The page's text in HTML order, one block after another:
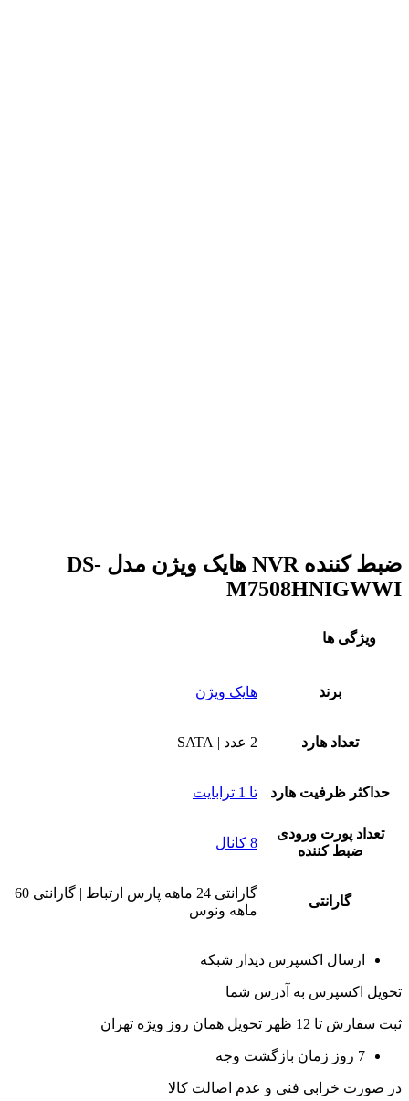
ضبط کننده NVR هایک ویژن مدل DS-
M7508HNIGWWI
ویژگی ها
برند هایک ویژن
تعداد هارد 2 عدد | SATA
حداکثر ظرفیت هارد تا 1 ترابایت
تعداد پورت ورودی
ضبط کننده
8 کانال
گارانتی
گارانتی 24 ماهه پارس ارتباط | گارانتی 60
ماهه ونوس
ارسال اکسپرس دیدار شبکه
تحویل اکسپرس به آدرس شما
ثبت سفارش تا 12 ظهر تحویل همان روز ویژه تهران
7 روز زمان بازگشت وجه
در صورت خرابی فنی و عدم اصالت کالا